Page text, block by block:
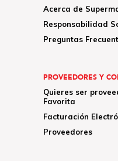
Acerca de
Responsabilidad
Preguntas
PROVEEDORES Y
Quieres ser
Favorita
Facturación
Proveedores